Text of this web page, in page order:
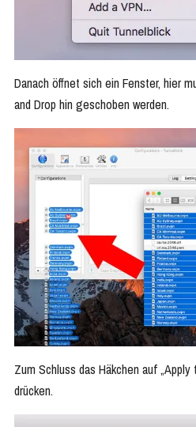
Danach öffnet sich ein Fenster, hier
and Drop hin geschoben werden.
Zum Schluss das Häkchen auf
drücken.